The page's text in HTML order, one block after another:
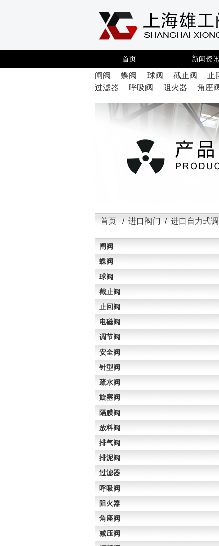
首页 新闻资
闸阀 蝶阀 球阀 截止阀 止
过滤器
呼吸阀 阻火器 角座
首页 / 进口阀门 / 进口自力式
闸阀
蝶阀
球阀
截止阀
止回阀
电磁阀
调节阀
安全阀
针型阀
疏水阀
旋塞阀
隔膜阀
放料阀
排气阀
排泥阀
过滤器
呼吸阀
阻火器
角座阀
减压阀